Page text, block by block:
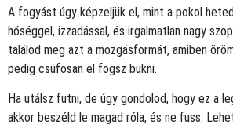
A fogyást úgy képzeljük el, mint a pokol
hőséggel, izzadással, és irgalmatlan nagy
találod meg azt a mozgásformát, amiben
pedig csúfosan el fogsz bukni.
Ha utálsz futni, de úgy gondolod, hogy ez a
akkor beszéld le magad róla, és ne fuss.